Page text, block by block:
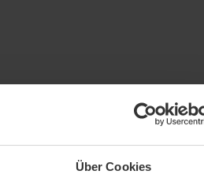
Über Cookies